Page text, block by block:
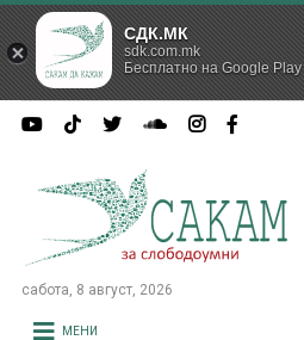
сабота, 8 август, 2026
МЕНИ
СДК.МК
sdk.com.mk
Бесплатно на Google Play